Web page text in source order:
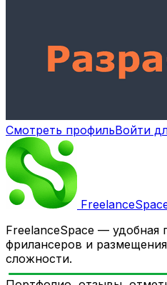
Смотреть профильВойти
Freelance
FreelanceSpace — удобная
фрилансеров и
сложности.